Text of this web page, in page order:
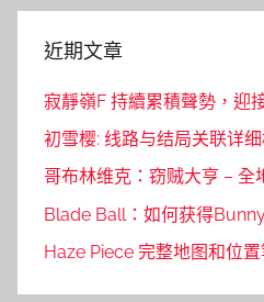
近期文章
寂靜嶺F 持續累積聲勢，迎
初雪樱: 线路与结局关联详
哥布林维克：窃贼大亨 – 全
Blade Ball：如何获得
Haze Piece 完整地图和位